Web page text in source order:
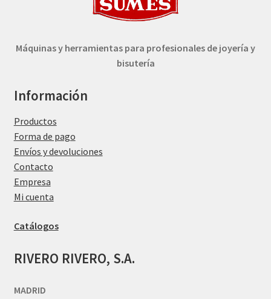
Máquinas y herramientas para profesionales de joyería y
bisutería
Información
Productos
Forma de pago
Envíos y devoluciones
Contacto
Empresa
Mi cuenta
Catálogos
RIVERO RIVERO, S.A.
MADRID